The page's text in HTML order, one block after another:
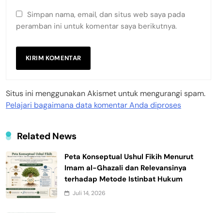
Simpan nama, email, dan situs web saya pada
peramban ini untuk komentar saya berikutnya.
Situs ini menggunakan Akismet untuk mengurangi spam.
Pelajari bagaimana data komentar Anda diproses
Related News
Peta Konseptual Ushul Fikih Menurut
Imam al-Ghazali dan Relevansinya
terhadap Metode Istinbat Hukum
Juli 14, 2026